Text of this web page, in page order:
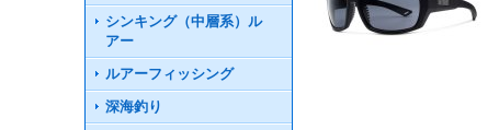
シンキング（中層系）ル
アー
ルアーフィッシング
深海釣り